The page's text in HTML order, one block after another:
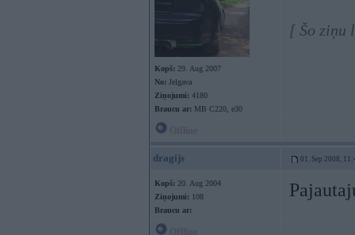
Kopš: 29. Aug 2007
No: Jelgava
Ziņojumi: 4180
Braucu ar: MB C220, e30
[ Šo ziņu
dragijs 01. Sep 2008,
Kopš: 20. Aug 2004
Ziņojumi: 108
Braucu ar: